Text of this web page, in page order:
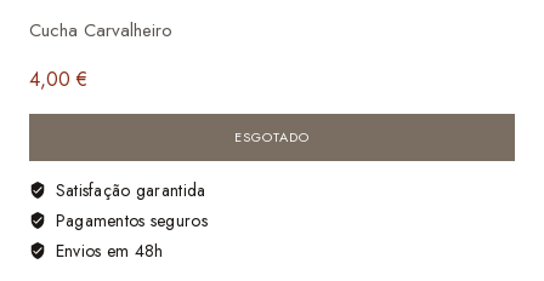
Cucha Carvalheiro
4,00€
ESGOTADO
Satisfação garantida
Pagamentos seguros
Envios em 48h